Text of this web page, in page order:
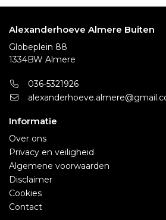
Alexanderhoeve Almere Buiten
Globeplein 88
1334BW Almere
036-5321926
Informatie
Over ons
Privacy en veiligheid
Algemene voorwaarden
Disclaimer
Cookies
Contact